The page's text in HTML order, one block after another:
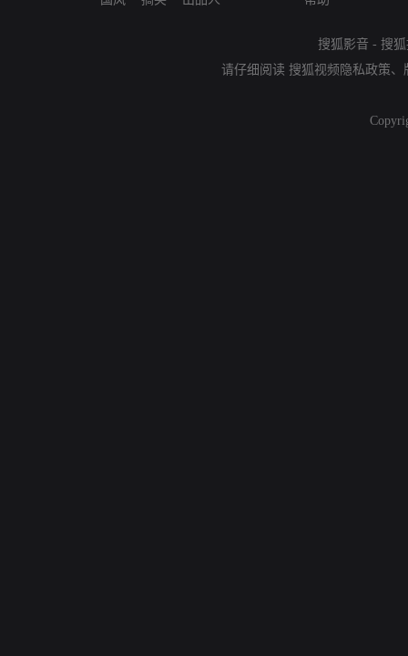
搜狐影音 - 搜
请仔细阅读 搜狐视频隐私政策、